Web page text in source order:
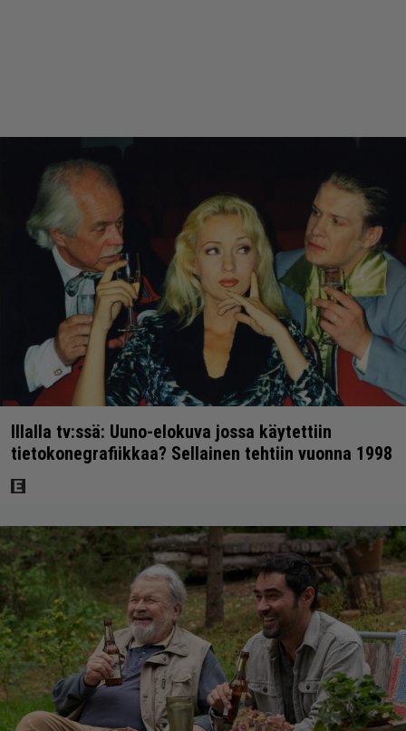
Illalla tv:ssä: Uuno-elokuva jossa käytettiin
tietokonegrafiikkaa? Sellainen tehtiin vuonna 1998